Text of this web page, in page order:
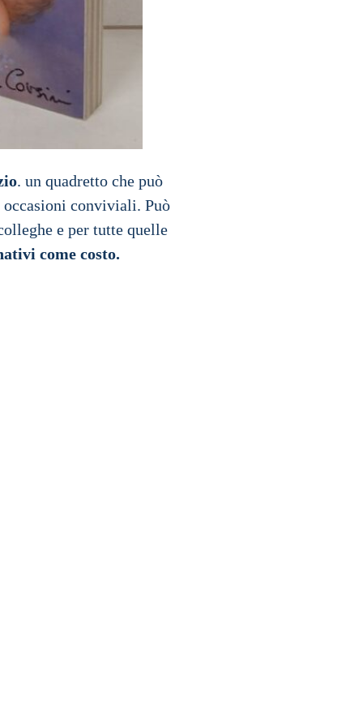
. un quadretto che può
occasioni conviviali. Può
e per tutte quelle
come costo.